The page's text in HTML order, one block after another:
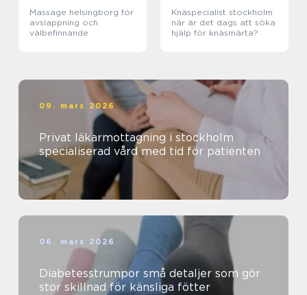
Massage helsingborg för
avslappning och
välbefinnande
Knäspecialist stockholm
när är det dags att söka
hjälp för knäsmärta?
09. mars 2026
Privat läkarmottagning i stockholm
specialiserad vård med tid för patienten
06. mars 2026
Diabetesstrumpor små detaljer som gör
stor skillnad för känsliga fötter